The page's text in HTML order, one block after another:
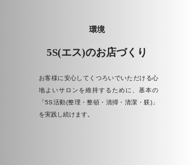
環境
5S(エス)のお店づくり
お客様に安心してくつろいでいただける心
地よいサロンを維持するために、基本の
「5S活動(整理・整頓・清掃・清潔・躾)」
を実践し続けます。